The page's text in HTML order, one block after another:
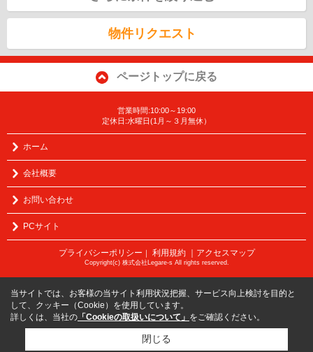
物件リクエスト
ページトップに戻る
営業時間:10:00～19:00
定休日:水曜日(1月～３月無休）
ホーム
会社概要
お問い合わせ
PCサイト
プライバシーポリシー ｜ 利用規約 ｜アクセスマップ
Copyright(c) 株式会社Legare-s All rights reserved.
当サイトでは、お客様の当サイト利用状況把握、サービス向上検討を目的と
して、クッキー（Cookie）を使用しています。
詳しくは、当社の 「Cookieの取扱いについて」 をご確認ください。
閉じる